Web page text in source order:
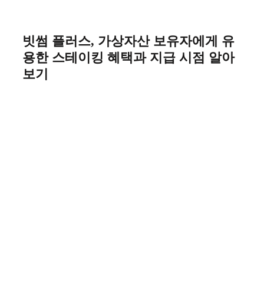
빗썸 플러스, 가상자산 보유자에게 유
용한 스테이킹 혜택과 지급 시점 알아
보기